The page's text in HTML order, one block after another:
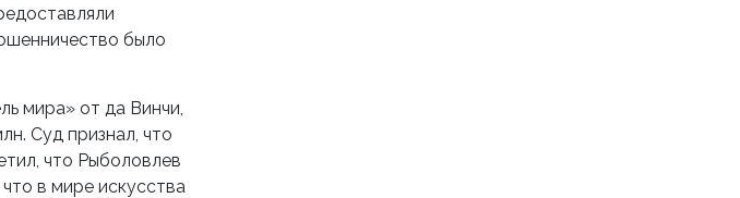
было
мира» от да Винчи,
Суд признал, что
что Рыболовлев
в мире искусства